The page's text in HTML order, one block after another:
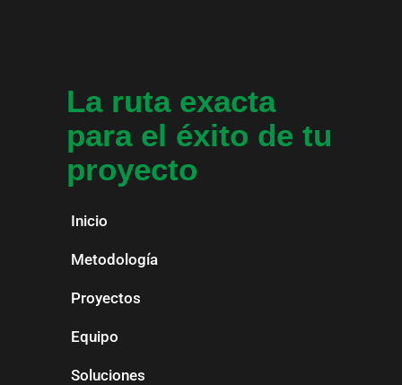
La ruta exacta
para el éxito de tu
proyecto
Inicio
Metodología
Proyectos
Equipo
Soluciones